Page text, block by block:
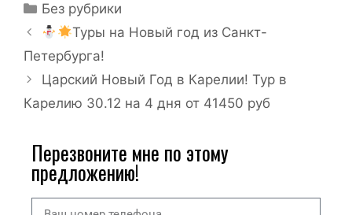
Без рубрики
Туры на Новый год из Санкт-
Петербурга!
Царский Новый Год в Карелии! Тур в
Карелию 30.12 на 4 дня от 41450 руб
Перезвоните мне по этому
предложению!